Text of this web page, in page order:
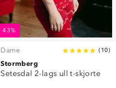
43%
Dame ( 10)
Stormberg
Setesdal 2-lags ull t-skjorte